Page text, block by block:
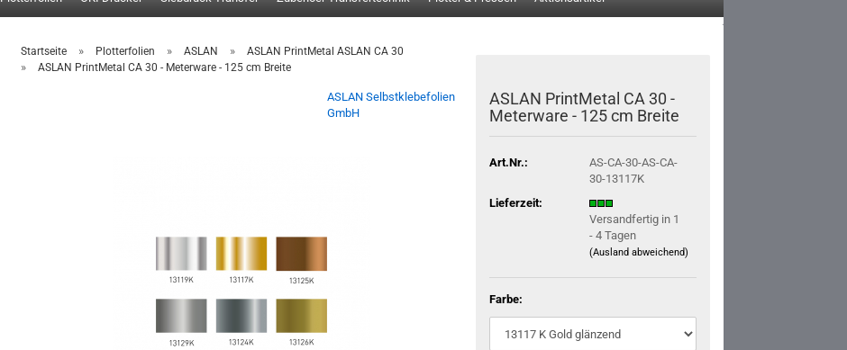
Startseite » Plotterfolien » ASLAN » ASLAN PrintMetal ASLAN CA 30
» ASLAN PrintMetal CA 30 - Meterware - 125 cm Breite
ASLAN Selbstklebefolien
GmbH
ASLAN PrintMetal CA 30 -
Meterware - 125 cm Breite
Art.Nr.:
AS-CA-30-AS-CA-
30-13117K
Lieferzeit:
Versandfertig in 1
- 4 Tagen
(Ausland abweichend)
Farbe: